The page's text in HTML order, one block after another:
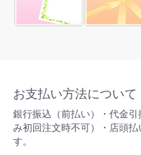
トのご注文をいただき
便にて配送いたしました
た。
2023/04/02 お客様から
文をいただき、川崎区
2023/03/31 企業様から
お支払い方法について
銀行振込（前払い）・代金
み初回注文時不可）・店頭
す。